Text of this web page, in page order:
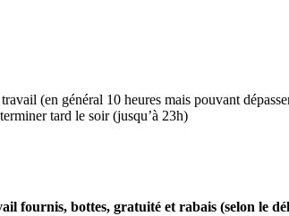
(en général 10 heures mais pouvant
tard le soir (jusqu’à 23h)
fournis, bottes, gratuité et rabais (selon le